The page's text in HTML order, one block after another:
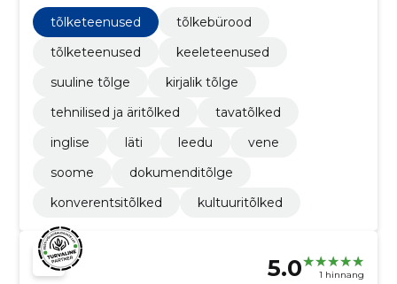
ületada keelebarjääre ning saavutada sujuv ja täpne
suhtlus erinevates olukordades.
tõlketeenused
tõlkebürood
tõlketeenused
keeleteenused
suuline tõlge
kirjalik tõlge
tehnilised ja äritõlked
tavatõlked
inglise
läti leedu
vene
soome
dokumenditõlge
konverentsitõlked
kultuuritõlked
5.0 1 hinnang